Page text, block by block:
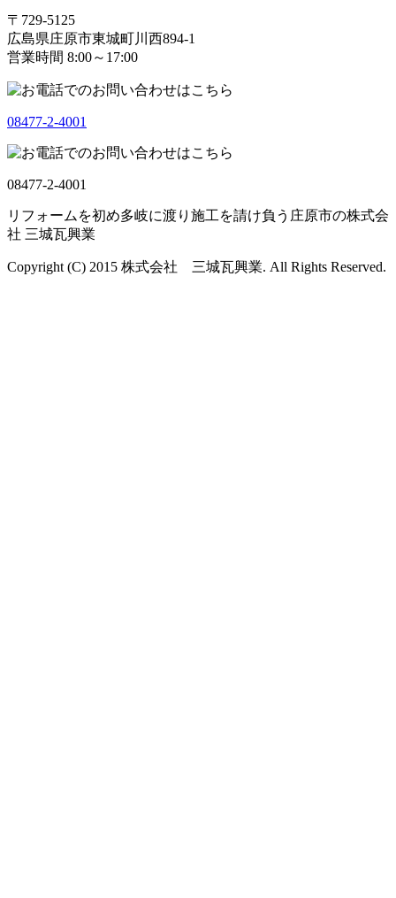
〒729-5125
広島県庄原市東城町川西894-1
営業時間 8:00～17:00
08477-2-4001
08477-2-4001
リフォームを初め多岐に渡り施工を請け負う庄原市の株式会
社 三城瓦興業
Copyright (C) 2015 株式会社 三城瓦興業. All Rights Reserved.